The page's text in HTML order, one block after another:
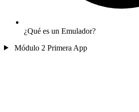
¿Qué es un Emulador?
Módulo 2 Primera App